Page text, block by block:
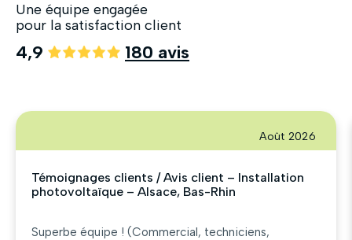
Une équipe engagée
pour la satisfaction client
4,9 180 avis
Août 2026
Témoignages clients / Avis client – Installation
photovoltaïque – Alsace, Bas-Rhin
Superbe équipe ! (Commercial, techniciens,